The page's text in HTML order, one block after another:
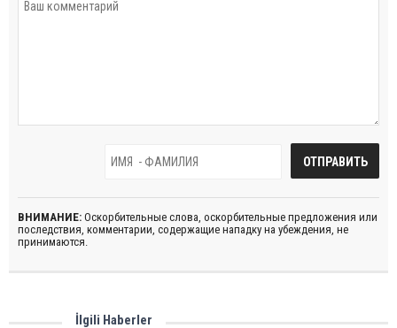
ВНИМАНИЕ: Оскорбительные слова, оскорбительные предложения или
последствия, комментарии, содержащие нападку на убеждения, не
принимаются.
İlgili Haberler